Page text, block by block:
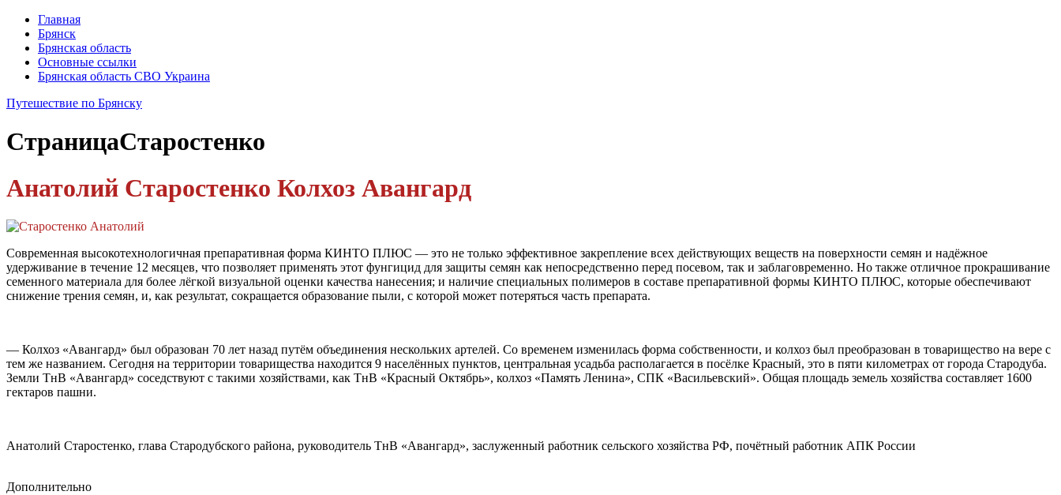
Главная
Брянск
Брянская область
Основные ссылки
Брянская область СВО Украина
Путешествие по Брянску
СтраницаСтаростенко
Анатолий Старостенко Колхоз Авангард
Современная высокотехнологичная препаративная форма КИНТО ПЛЮС — это не только эффективное закрепление всех действующих веществ на поверхности семян и надёжное
удерживание в течение 12 месяцев, что позволяет применять этот фунгицид для защиты семян как непосредственно перед посевом, так и заблаговременно. Но также отличное прокрашивание
семенного материала для более лёгкой визуальной оценки качества нанесения; и наличие специальных полимеров в составе препаративной формы КИНТО ПЛЮС, которые обеспечивают
снижение трения семян, и, как результат, сокращается образование пыли, с которой может потеряться часть препарата.
— Колхоз «Авангард» был образован 70 лет назад путём объединения нескольких артелей. Со временем изменилась форма собственности, и колхоз был преобразован в товарищество на вере с
тем же названием. Сегодня на территории товарищества находится 9 населённых пунктов, центральная усадьба располагается в посёлке Красный, это в пяти километрах от города Стародуба.
Земли ТнВ «Авангард» соседствуют с такими хозяйствами, как ТнВ «Красный Октябрь», колхоз «Память Ленина», СПК «Васильевский». Общая площадь земель хозяйства составляет 1600
гектаров пашни.
Анатолий Старостенко, глава Стародубского района, руководитель ТнВ «Авангард», заслуженный работник сельского хозяйства РФ, почётный работник АПК России
Дополнительно